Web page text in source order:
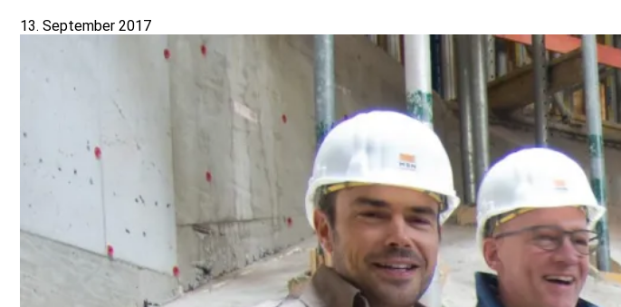
13. September 2017